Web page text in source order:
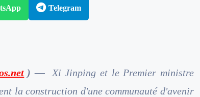
Telegram
) —
Xi Jinping et le Premier ministre
la construction d'une communauté d'avenir